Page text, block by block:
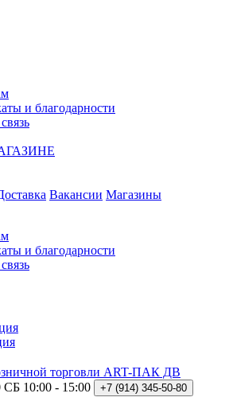
и благодарности
Вакансии Магазины
и благодарности
СБ 10:00 - 15:00 +7 (914) 345-50-80